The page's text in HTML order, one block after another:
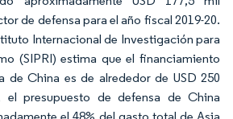
de defensa para el año fiscal 2019-20.
Internacional de Investigación para
(SIPRI) estima que el financiamiento
de China es de alrededor de USD 250
el presupuesto de defensa de China